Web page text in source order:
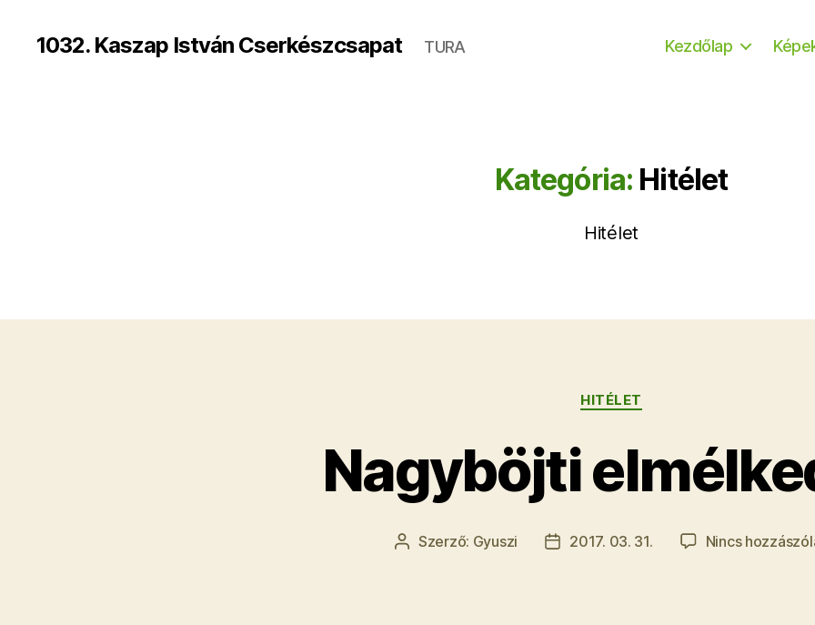
1032. Kaszap István Cserkészcsapat TURA Kezdőlap
Kategória: Hitélet
Hitélet
Kategóriák
HITÉLET
Nagyböjti
Bejegyzés
Szerző: Gyuszi
Bejegyzés
2017. 03. 31. Nincs